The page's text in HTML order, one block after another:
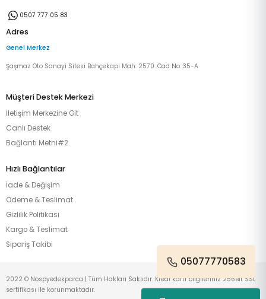
0507 777 05 83
Adres
Genel Merkez
Şaşmaz Oto Sanayi Sitesi Bahçekapı Mah. 2570. Cad No: 35-A
Müşteri Destek Merkezi
İletişim Merkezine Git
Canlı Destek
Bağlantı Metni#2
Hızlı Bağlantılar
İade & Değişim
Ödeme & Teslimat
Gizlilik Politikası
Kargo & Teslimat
Sipariş Takibi
05077770583
2022 © Nospyedekparca | Tüm Hakları Saklıdır. Kredi kartı bilgileriniz 256Bit SSL
sertifikası ile korunmaktadır.